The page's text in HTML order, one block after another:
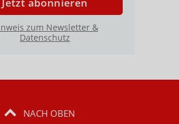
Jetzt abonnieren
zum Newsletter &
Datenschutz
NACH OBEN